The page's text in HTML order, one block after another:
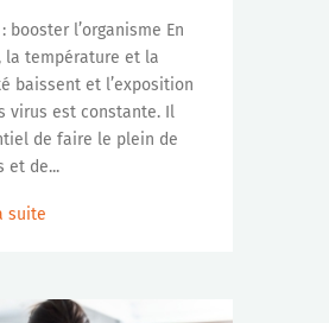
booster l’organisme En
la température et la
baissent et l’exposition
virus est constante. Il
de faire le plein de
et de...
suite